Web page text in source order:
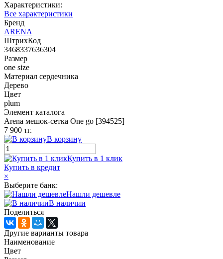
Характеристики:
Все характеристики
Бренд
ARENA
ШтрихКод
3468337636304
Размер
one size
Материал сердечника
Дерево
Цвет
plum
Элемент каталога
Arena мешок-сетка One go [394525]
7 900 тг.
В корзину
Купить в 1 клик
Купить в кредит
×
Выберите банк:
Нашли дешевле
В наличии
Поделиться
Другие варианты товара
Наименование
Цвет